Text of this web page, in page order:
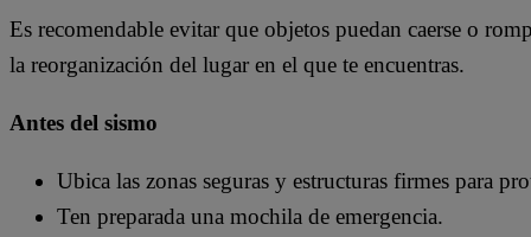
Es recomendable evitar que objetos puedan caerse o
la reorganización del lugar en el que te encuentras.
Antes del sismo
Ubica las zonas seguras y estructuras firmes para
Ten preparada una mochila de emergencia.